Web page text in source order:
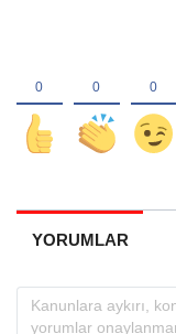
YORUMLAR